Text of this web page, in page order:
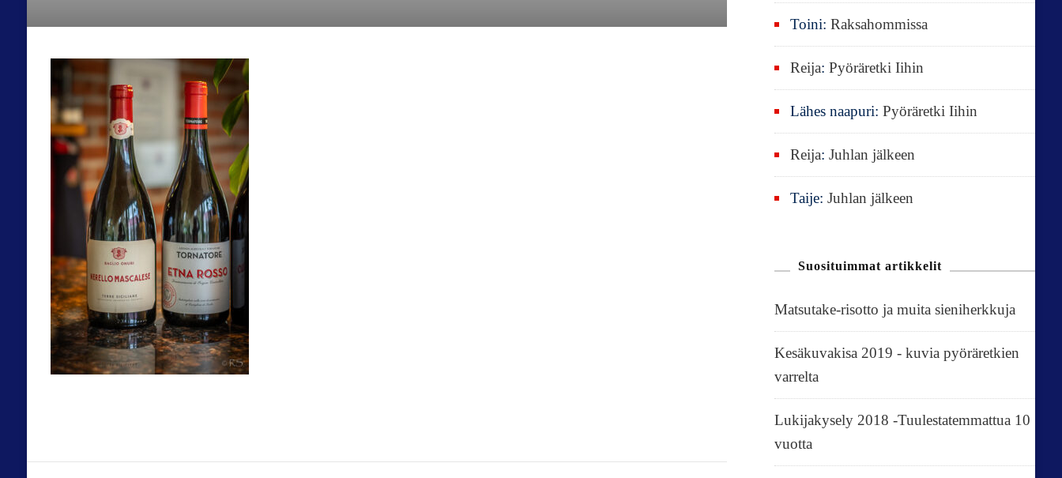
Toini:Raksahommissa
Reija:Pyöräretki Iihin
Lähes naapuri:Pyöräretki Iihin
Reija:Juhlan jälkeen
Taije:Juhlan jälkeen
Suosituimmat artikkelit
Matsutake-risotto ja muita sieniherkkuja
Kesäkuvakisa 2019 - kuvia pyöräretkien
varrelta
Lukijakysely 2018 -Tuulestatemmattua 10
vuotta